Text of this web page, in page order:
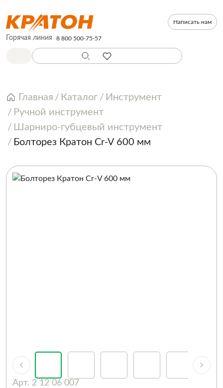
Написать нам
Горячая линия 8 800 500-75-57
Главная Каталог
Инструмент
Ручной инструмент
Шарниро-губцевый инструмент
Болторез Кратон Cr-V 600 мм
Арт. 2 12 06 007